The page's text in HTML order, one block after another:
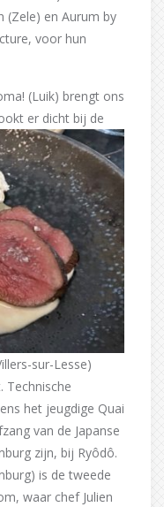
(Zele) en Aurum by
voor hun
(Luik) brengt ons
er dicht bij de
sur-Lesse)
Technische
het jeugdige Quai
van de Japanse
zijn, bij Ryôdô.
is de tweede
waar chef Julien